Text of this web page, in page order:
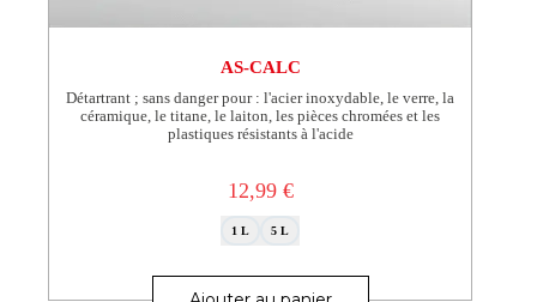
AS-CALC
Détartrant ; sans danger pour : l'acier inoxydable, le verre, la
céramique, le titane, le laiton, les pièces chromées et les
plastiques résistants à l'acide
12,99 €
1 L 5 L